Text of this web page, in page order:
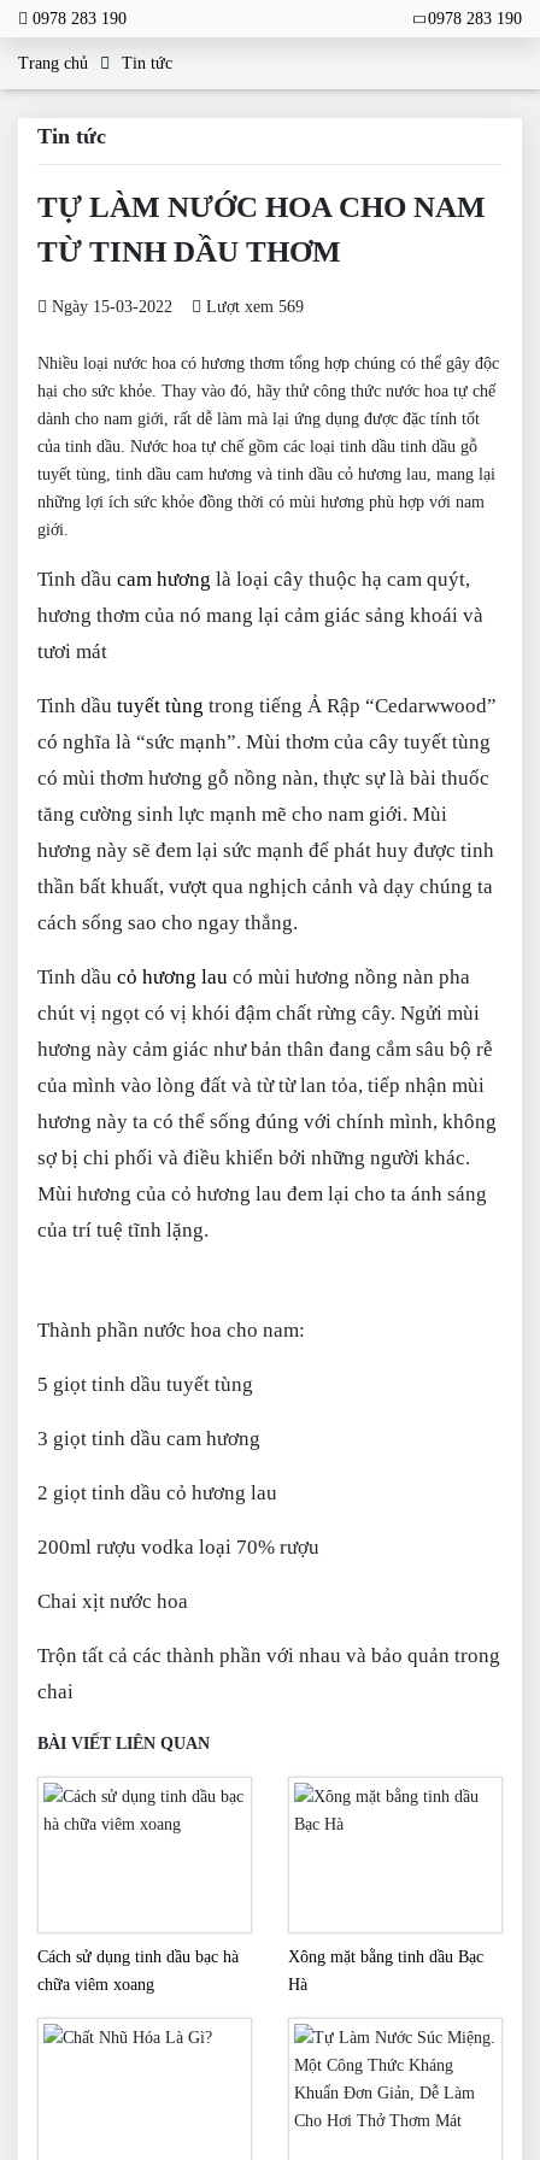
0978 283 190 0978 283 190
Trang chủ Tin tức
Tin tức
TỰ LÀM NƯỚC HOA CHO NAM
TỪ TINH DẦU THƠM
Ngày 15-03-2022 Lượt xem 569
Nhiều loại nước hoa có hương thơm tổng hợp chúng có thể gây độc
hại cho sức khỏe. Thay vào đó, hãy thử công thức nước hoa tự chế
dành cho nam giới, rất dễ làm mà lại ứng dụng được đặc tính tốt
của tinh dầu. Nước hoa tự chế gồm các loại tinh dầu tinh dầu gỗ
tuyết tùng, tinh dầu cam hương và tinh dầu cỏ hương lau, mang lại
những lợi ích sức khỏe đồng thời có mùi hương phù hợp với nam
giới.
Tinh dầu cam hương là loại cây thuộc hạ cam quýt,
hương thơm của nó mang lại cảm giác sảng khoái và
tươi mát
Tinh dầu tuyết tùng trong tiếng Ả Rập “Cedarwwood”
có nghĩa là “sức mạnh”. Mùi thơm của cây tuyết tùng
có mùi thơm hương gỗ nồng nàn, thực sự là bài thuốc
tăng cường sinh lực mạnh mẽ cho nam giới. Mùi
hương này sẽ đem lại sức mạnh để phát huy được tinh
thần bất khuất, vượt qua nghịch cảnh và dạy chúng ta
cách sống sao cho ngay thẳng.
Tinh dầu cỏ hương lau có mùi hương nồng nàn pha
chút vị ngọt có vị khói đậm chất rừng cây. Ngửi mùi
hương này cảm giác như bản thân đang cắm sâu bộ rễ
của mình vào lòng đất và từ từ lan tỏa, tiếp nhận mùi
hương này ta có thể sống đúng với chính mình, không
sợ bị chi phối và điều khiển bởi những người khác.
Mùi hương của cỏ hương lau đem lại cho ta ánh sáng
của trí tuệ tĩnh lặng.
Thành phần nước hoa cho nam:
5 giọt tinh dầu tuyết tùng
3 giọt tinh dầu cam hương
2 giọt tinh dầu cỏ hương lau
200ml rượu vodka loại 70% rượu
Chai xịt nước hoa
Trộn tất cả các thành phần với nhau và bảo quản trong
chai
BÀI VIẾT LIÊN QUAN
Cách sử dụng tinh dầu bạc hà
chữa viêm xoang
Xông mặt bằng tinh dầu Bạc
Hà